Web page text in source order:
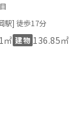
駅] 徒歩17分
㎡ 建物 136.85㎡